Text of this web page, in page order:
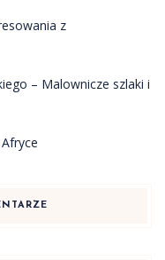
z
– Malownicze szlaki i